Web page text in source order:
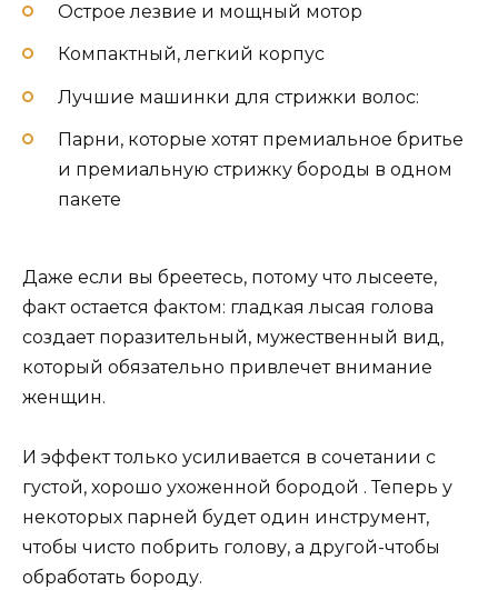
Острое лезвие и мощный мотор
Компактный, легкий корпус
Лучшие машинки для стрижки волос:
Парни, которые хотят премиальное бритье
и премиальную стрижку бороды в одном
пакете
Даже если вы бреетесь, потому что лысеете,
факт остается фактом: гладкая лысая голова
создает поразительный, мужественный вид,
который обязательно привлечет внимание
женщин.
И эффект только усиливается в сочетании с
густой, хорошо ухоженной бородой . Теперь у
некоторых парней будет один инструмент,
чтобы чисто побрить голову, а другой-чтобы
обработать бороду.